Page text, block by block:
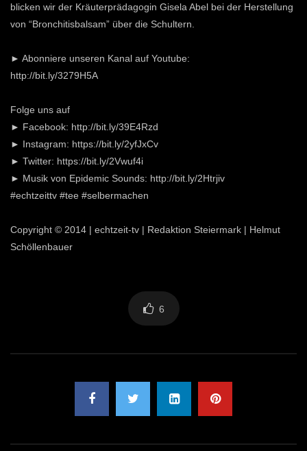
blicken wir der Kräuterprädagogin Gisela Abel bei der Herstellung
von “Bronchitisbalsam” über die Schultern.
► Abonniere unseren Kanal auf Youtube:
http://bit.ly/3279H5A
Folge uns auf
► Facebook: http://bit.ly/39E4Rzd
► Instagram: https://bit.ly/2yfJxCv
► Twitter: https://bit.ly/2Vwuf4i
► Musik von Epidemic Sounds: http://bit.ly/2Htrjiv
#echtzeittv #tee #selbermachen
Copyright © 2014 | echtzeit-tv | Redaktion Steiermark | Helmut
Schöllenbauer
6